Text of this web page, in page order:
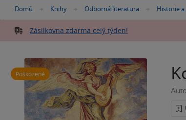
Nacházíte
zde:
Domů »
Knihy »
Odborná literatura »Historie
Zásilkovna zdarma celý týden!
Poškozené